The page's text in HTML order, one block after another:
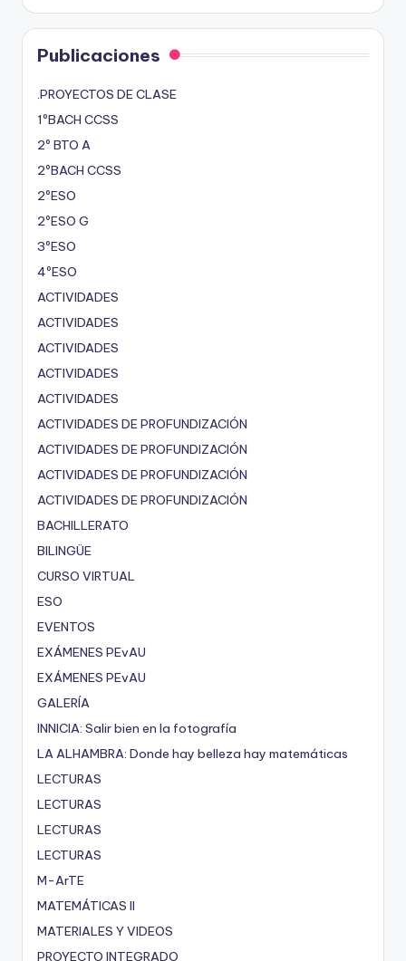
Publicaciones
.PROYECTOS DE CLASE
1ºBACH CCSS
2º BTO A
2ºBACH CCSS
2ºESO
2ºESO G
3ºESO
4ºESO
ACTIVIDADES
ACTIVIDADES
ACTIVIDADES
ACTIVIDADES
ACTIVIDADES
ACTIVIDADES DE PROFUNDIZACIÓN
ACTIVIDADES DE PROFUNDIZACIÓN
ACTIVIDADES DE PROFUNDIZACIÓN
ACTIVIDADES DE PROFUNDIZACIÓN
BACHILLERATO
BILINGÜE
CURSO VIRTUAL
ESO
EVENTOS
EXÁMENES PEvAU
EXÁMENES PEvAU
GALERÍA
INNICIA: Salir bien en la fotografía
LA ALHAMBRA: Donde hay belleza hay matemáticas
LECTURAS
LECTURAS
LECTURAS
LECTURAS
M-ArTE
MATEMÁTICAS II
MATERIALES Y VIDEOS
PROYECTO INTEGRADO